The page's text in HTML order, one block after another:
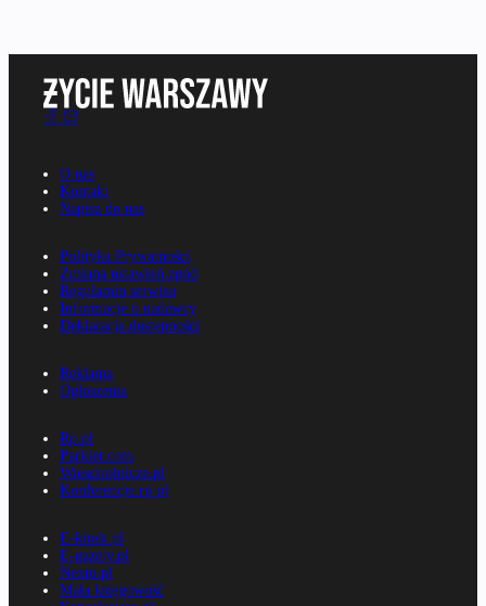
O nas
Kontakt
Napisz do nas
Polityka Prywatności
Zmiana ustawień zgód
Regulamin serwisu
Informacje o nadawcy
Deklaracja dostępności
Reklama
Ogłoszenia
Rp.pl
Parkiet.com
Wiescirolnicze.pl
Konferencje.rp.pl
E-kiosk.pl
E-gazety.pl
Nexto.pl
Mała księgowość